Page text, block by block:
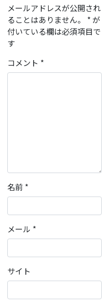
メールアドレスが公開され
ることはありません。
*が
付いている欄は必須項目で
す
コメント *
名前 *
メール *
サイト